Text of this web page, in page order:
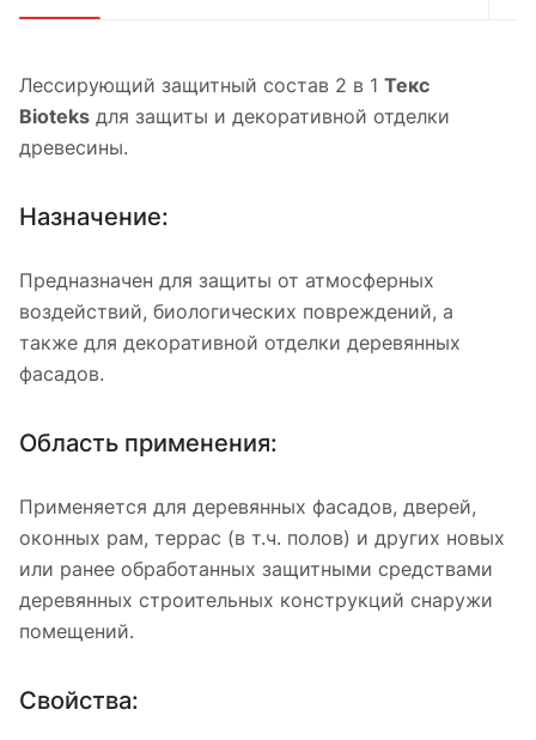
Лессирующий защитный состав 2 в 1 Текс
Bioteks для защиты и декоративной отделки
древесины.
Назначение:
Предназначен для защиты от атмосферных
воздействий, биологических повреждений, а
также для декоративной отделки деревянных
фасадов.
Область применения:
Применяется для деревянных фасадов, дверей,
оконных рам, террас (в т.ч. полов) и других новых
или ранее обработанных защитными средствами
деревянных строительных конструкций снаружи
помещений.
Свойства: